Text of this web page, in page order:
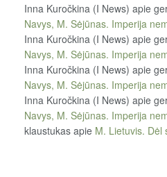
Inna Kuročkina (I News) apie
Navys, M. Sėjūnas. Imperija
Inna Kuročkina (I News) apie
Navys, M. Sėjūnas. Imperija
Inna Kuročkina (I News) apie
Navys, M. Sėjūnas. Imperija
Inna Kuročkina (I News) apie
Navys, M. Sėjūnas. Imperija
klaustukas apie M. Lietuvis. Dėl